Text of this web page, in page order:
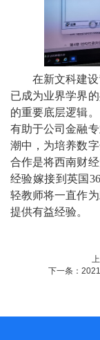
在新文科建
已成为业界学界
的重要底层逻辑
有助于公司金融
潮中，为培养数
合作是将西南财
经验嫁接到英国
轻教师将一直作
提供有益经验。
下一条：